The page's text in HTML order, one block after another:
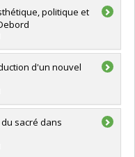
politique et
d'un nouvel
sacré dans